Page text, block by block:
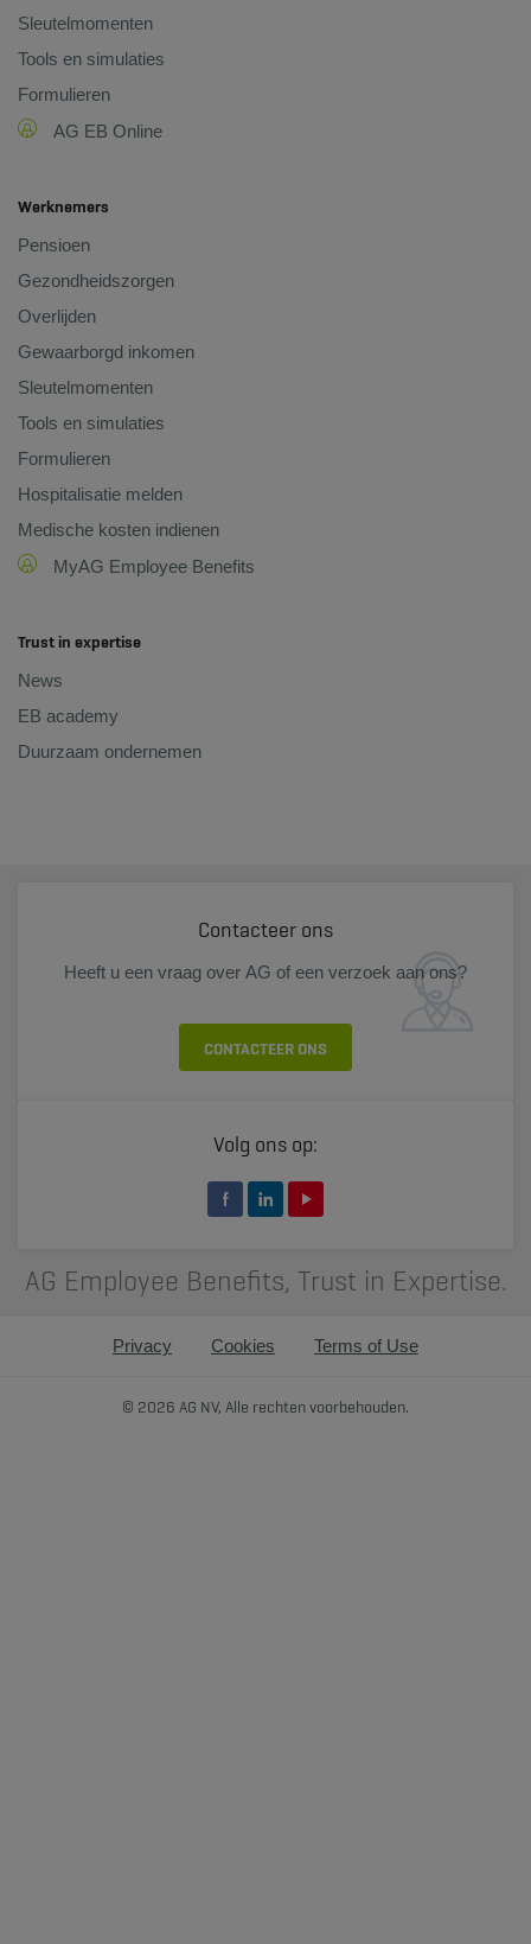
Sleutelmomenten
Tools en simulaties
Formulieren
AG EB Online
Werknemers
Pensioen
Gezondheidszorgen
Overlijden
Gewaarborgd inkomen
Sleutelmomenten
Tools en simulaties
Formulieren
Hospitalisatie melden
Medische kosten indienen
MyAG Employee Benefits
Trust in expertise
News
EB academy
Duurzaam ondernemen
Contacteer ons
Heeft u een vraag over AG of een verzoek aan ons?
CONTACTEER ONS
Volg ons op:
AG Employee Benefits, Trust in Expertise.
Privacy Cookies Terms of Use
© 2026 AG NV, Alle rechten voorbehouden.